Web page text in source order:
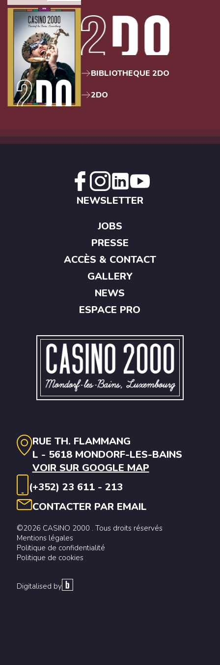
BIBLIOTHEQUE 2DO
2DO
RUE TH. FLAMMANG
L - 5618 MONDORF-LES-BAINS
VOIR SUR GOOGLE MAP
(+352) 23 611 - 213
CONTACTER PAR EMAIL
©2026 CASINO 2000 . Tous droits réservés
Mentions légales
Politique de confidentialité
Politique de cookies
Digitalised by
NEWSLETTER
JOBS
PRESSE
ACCÈS & CONTACT
GALLERY
NEWS
ESPACE PRO